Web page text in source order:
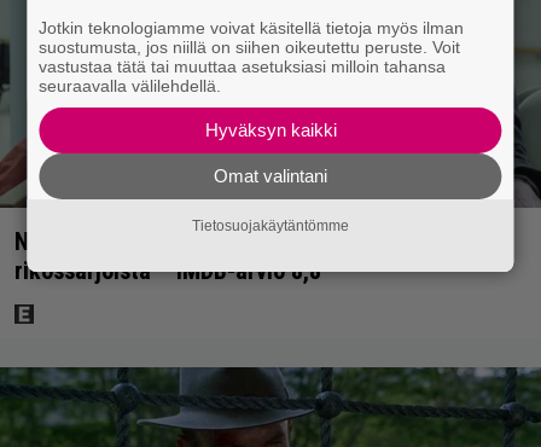
Nyt Netflixissä: Yksi viime vuosien parhaista
rikossarjoista – IMDB-arvio 8,8
Jotkin teknologiamme voivat käsitellä tietoja myös ilman
suostumusta, jos niillä on siihen oikeutettu peruste. Voit
vastustaa tätä tai muuttaa asetuksiasi milloin tahansa
seuraavalla välilehdellä.
Hyväksyn kaikki
Omat valintani
Tietosuojakäytäntömme